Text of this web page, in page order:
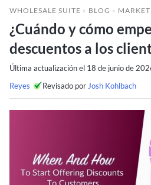
WHOLESALE SUITE » BLOG »
¿Cuándo y cómo
descuentos a los
Última actualización el 18 de junio de
Reyes
Revisado por Josh Kohlbach